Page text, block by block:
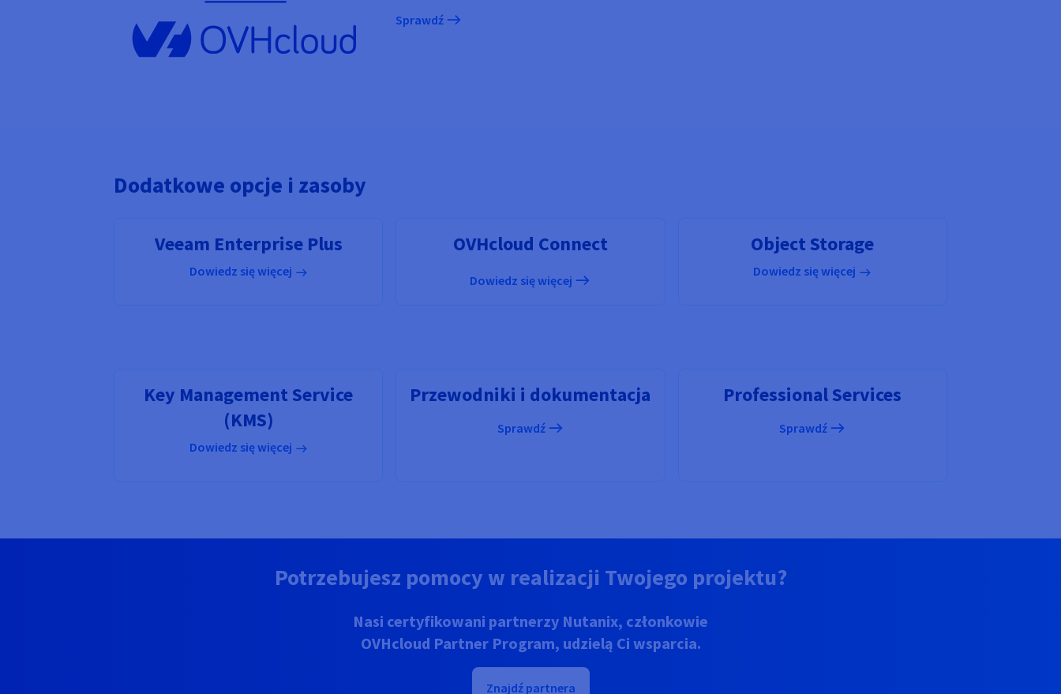
Sprawdź
Dodatkowe opcje i zasoby
Veeam Enterprise Plus
Dowiedz się więcej
OVHcloud Connect
Dowiedz się więcej
Object Storage
Dowiedz się więcej
Key Management Service
(KMS)
Dowiedz się więcej
Przewodniki i dokumentacja
Sprawdź
Professional Services
Sprawdź
Potrzebujesz pomocy w realizacji Twojego projektu?
Nasi certyfikowani partnerzy Nutanix, członkowie
OVHcloud Partner Program, udzielą Ci wsparcia.
Znajdź partnera